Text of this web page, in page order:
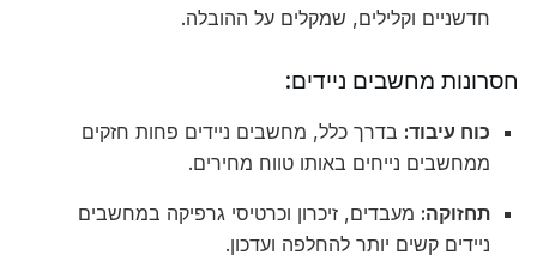
חדשניים וקלילים, שמקלים על ההובלה.
חסרונות מחשבים ניידים:
כוח עיבוד: בדרך כלל, מחשבים ניידים פחות חזקים
ממחשבים נייחים באותו טווח מחירים.
תחזוקה: מעבדים, זיכרון וכרטיסי גרפיקה במחשבים
ניידים קשים יותר להחלפה ועדכון.